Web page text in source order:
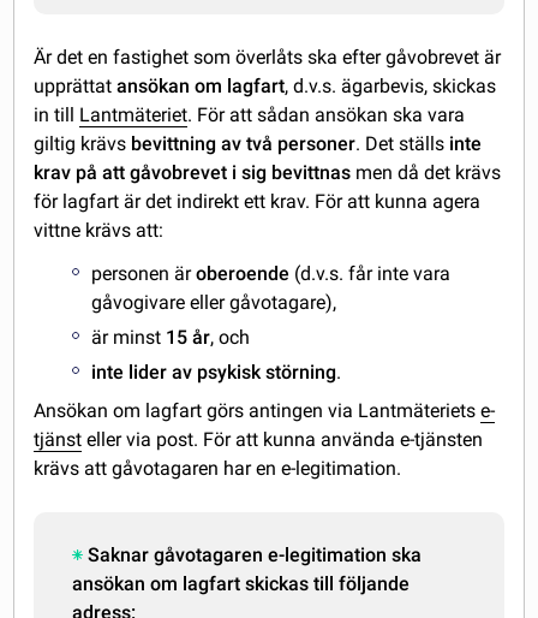
Är det en fastighet som överlåts ska efter gåvobrevet är
upprättat ansökan om lagfart, d.v.s. ägarbevis, skickas
in till Lantmäteriet. För att sådan ansökan ska vara
giltig krävs bevittning av två personer. Det ställs inte
krav på att gåvobrevet i sig bevittnas men då det krävs
för lagfart är det indirekt ett krav. För att kunna agera
vittne krävs att:
personen äroberoende (d.v.s. får inte vara
gåvogivare eller gåvotagare),
är minst 15 år, och
inte lider av psykisk störning.
Ansökan om lagfart görs antingen via Lantmäterietse-
tjänst eller via post. För att kunna använda e-tjänsten
krävs att gåvotagaren har en e-legitimation.
Saknar gåvotagaren e-legitimation ska
ansökan om lagfart skickas till följande
adress: